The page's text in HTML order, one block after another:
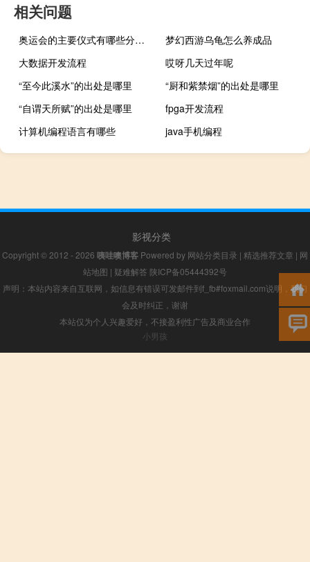
相关问题
奥运会的主要仪式有哪些分为三部分？
梦幻西游乌龟怎么养成品
大数据开发流程
哎呀几天过年呢
“至今此溪水”的出处是哪里
“厨和紫禁烟”的出处是哪里
“自谓天所赋”的出处是哪里
fpga开发流程
计算机编程语言有哪些
java手机编程
影视分类
Copyright © 2012 - 2026 咦哇噢博客 Powered by 网站分类目录 | 精选推荐文章 | 网
站地图 | 疑难解答 陕ICP备05444392号
声明：本站内容来自互联网，如信息有错误可发邮件到f_fb#foxmail.com说明，我们
会及时纠正，谢谢
本站仅为个人兴趣爱好，不接盈利性广告及商业合作
小男孩